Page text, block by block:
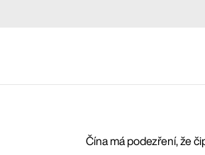
Čína má podezření, že